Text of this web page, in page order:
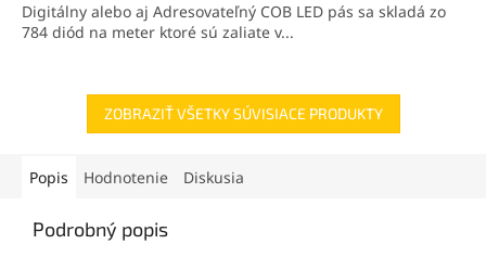
Digitálny alebo aj Adresovateľný COB LED pás sa skladá zo
784 diód na meter ktoré sú zaliate v...
ZOBRAZIŤ VŠETKY SÚVISIACE PRODUKTY
Popis Hodnotenie Diskusia
Podrobný popis